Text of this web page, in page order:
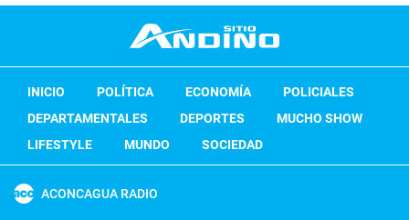
INICIO POLÍTICA ECONOMÍA
POLICIALES
DEPARTAMENTALES
DEPORTES
MUCHO SHOW
LIFESTYLE
MUNDO SOCIEDAD
ACONCAGUA RADIO